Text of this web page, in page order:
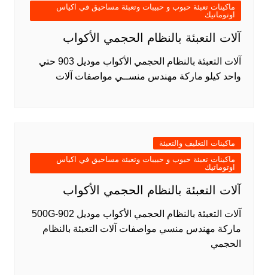
ماكينات تعبئة حبوب و حبيبات وتعبئة مساحيق في اكياس
اوتوماتيك
آلات التعبئة بالنظام الحجمي الأكواب
آلات التعبئة بالنظام الحجمي الأكواب موديل 903 حتي
واحد كيلو ماركة مهندس منســي مواصفات آلات
ماكينات التغليف والتعبئة
ماكينات تعبئة حبوب و حبيبات وتعبئة مساحيق في اكياس
اوتوماتيك
آلات التعبئة بالنظام الحجمي الأكواب
آلات التعبئة بالنظام الحجمي الأكواب موديل 902-500G
ماركة مهندس منسي مواصفات آلات التعبئة بالنظام
الحجمي